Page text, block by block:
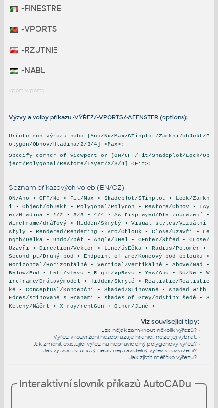
-FINESTRE
-VPORTS
-RZUTNIE
-NABL
vport wports
Výzvy a volby příkazu -VÝŘEZ/-VPORTS/-AFENSTER (options):
Určete roh výřezu nebo [Ano/Ne/Max/STínplot/Zamkni/obJekt/P
olygon/Obnov/Hladina/2/3/4] <Max>:
Specify corner of viewport or [ON/OFF/Fit/Shadeplot/Lock/Ob
ject/Polygonal/Restore/LAyer/2/3/4] <Fit>:
-
Seznam příkazových voleb (EN/CZ):
ON/Ano • OFF/Ne • Fit/Max • Shadeplot/STínplot • Lock/Zamkn
i • Object/obJekt • Polygonal/Polygon • Restore/Obnov • LAy
er/Hladina • 2/2 • 3/3 • 4/4 • As Displayed/Dle zobrazení •
Wireframe/dráTový • Hidden/Skrytý • Visual styles/Vizuální
styly • Rendered/Rendering • Arc/Oblouk • Close/Uzavři • Le
ngth/Délka • Undo/Zpět • Angle/úHel • CEnter/Střed • CLose/
Uzavři • Direction/Vektor • Line/úsEčka • Radius/Poloměr •
Second pt/Druhý bod • Endpoint of arc/Koncový bod oblouku •
Horizontal/Horizontálně • Vertical/Vertikálně • Above/Nad •
Below/Pod • Left/vLevo • Right/vpRavo • Yes/Ano • No/Ne • W
ireframe/Drátovýmodel • Hidden/Skryté • Realistic/Realistic
ké • Conceptual/Koncepční • Shaded/STínované • shaded with
Edges/stínované s Hranami • shades of Grey/odstínY šedé • S
Ketchy/Náčrt • X-ray/rentGen • Other/Jiné •
Vizsouvisející tipy:
Lze nějak zamknout několik výřezů? •
Výřez v rozvržení nezobrazuje hranici, nelze jej vybrat. •
Jak změnit existující výřez na nepravidelný polygonový výřez? •
Jak vytvořit kruhový nebo nepravidelný výřez v rozvržení? •
Jak zjistit měřítko výřezu? •
Interaktivní slovník příkazů AutoCADu